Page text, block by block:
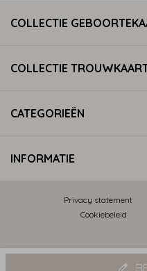
COLLECTIE
COLLECTIE
CATEGORIEËN
INFORMATIE
Privacy statement
Cookiebeleid